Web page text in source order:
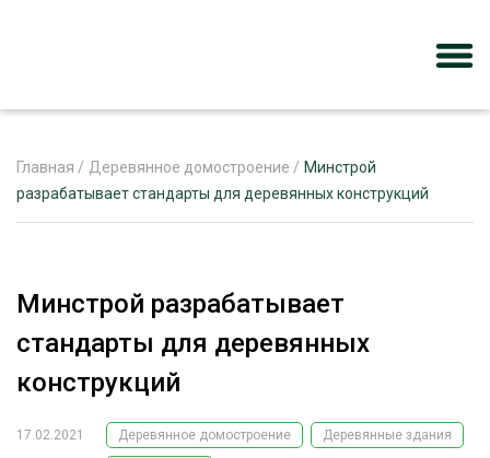
РЕКЛАМОДАТЕЛЯМ
ЛЕСНОЕ ХОЗЯЙСТВО
ЭКСПЕРТНОЕ МНЕНИЕ
Главная / Деревянное домостроение / Минстрой
разрабатывает стандарты для деревянных конструкций
Минстрой разрабатывает
стандарты для деревянных
конструкций
17.02.2021 Деревянное домостроение Деревянные здания